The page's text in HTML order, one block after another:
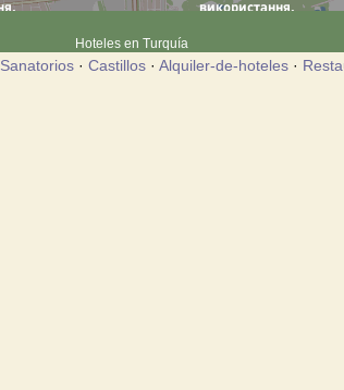
Hoteles en Turquía
Sanatorios· Castillos· Alquiler-de-hoteles·